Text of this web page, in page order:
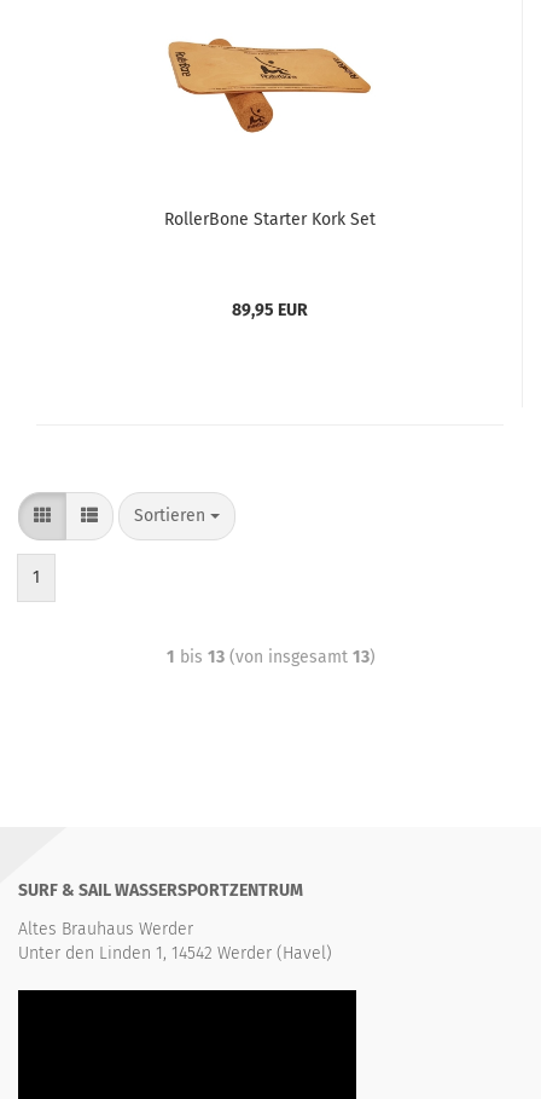
RollerBone Starter Kork Set
89,95 EUR
Sortieren
1
1 bis 13(von insgesamt 13)
SURF & SAIL WASSERSPORTZENTRUM
Altes Brauhaus Werder
Unter den Linden 1, 14542 Werder (Havel)